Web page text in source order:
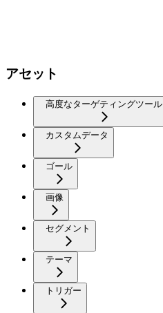
アセット
高度なターゲティングツール
カスタムデータ
ゴール
画像
セグメント
テーマ
トリガー